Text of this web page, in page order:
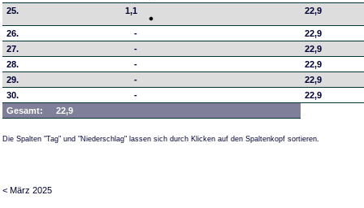
25. 1,1 22,9
26. -
22,9
27.
-
22,9
28.
-
22,9
29.
-
22,9
30.
-
22,9
Gesamt:
22,9
Die Spalten "Tag" und "Niederschlag" lassen sich durch Klicken auf den Spaltenkopf sortieren.
< März 2025